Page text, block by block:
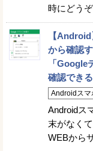
時にどう
【
から確認
「Google
確認できる
Androidスマ
Androidス
末がなく
WEBから